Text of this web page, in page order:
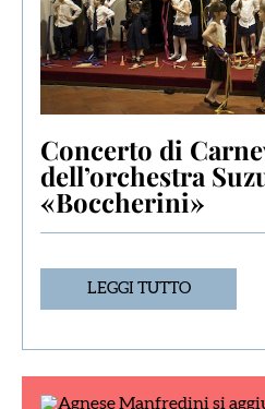
Concerto di
dell’orchestra
«Boccherini»
LEGGI TUTTO